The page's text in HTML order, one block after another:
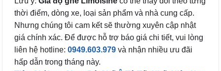
thời điểm, dòng xe, loại sản phẩm và nhà cung cấp.
Nhưng chúng tôi cam kết sẽ thường xuyên cập nhật
giá chính xác. Để được hỗ trợ báo giá chi tiết, vui lòng
liên hệ hotline: 0949.603.979 và nhận nhiều ưu đãi
hấp dẫn trong tháng này.